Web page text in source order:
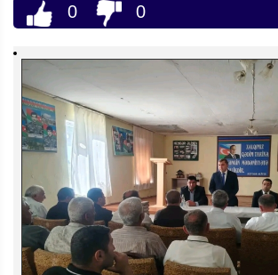
0 0